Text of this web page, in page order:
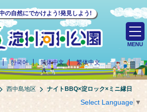
の自然にでかけよう!発見しよう!
한국어 简体中文 繁体中文
MENU
西中島地区 ナイトBBQ×淀ロック×ミニ縁日
Select Language ▼